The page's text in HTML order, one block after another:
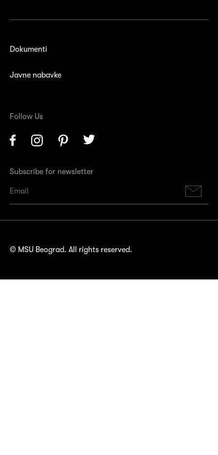
Dokumenti
Javne nabavke
Follow Us
Facebook InstagramPinterest
Subscribe for newsletter
© MSU Beograd. All rights reserved.